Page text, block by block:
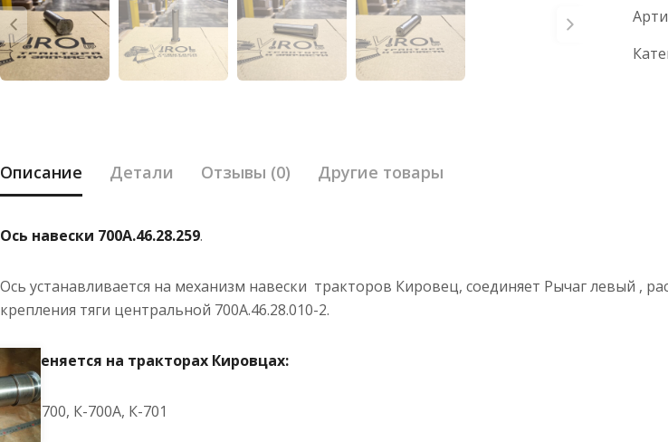
Описание Детали Отзывы (0) Другие товары
Ось навески 700А.46.28.259.
Ось устанавливается на механизм навески тракторов Кировец, соединяет Рычаг левый ,
крепления тяги центральной 700А.46.28.010-2.
Применяется на тракторах Кировцах:
К-700, К-700А, К-701